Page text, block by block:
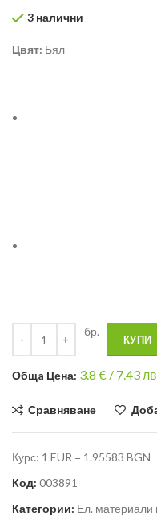
3 налични
Цвят: Бял
бр.
КУПИ
Общa Цена: 3.8 € / 7.43
Сравняване
Курс: 1 EUR = 1.95583 BGN
Код: 003891
Категории: Ел. материали